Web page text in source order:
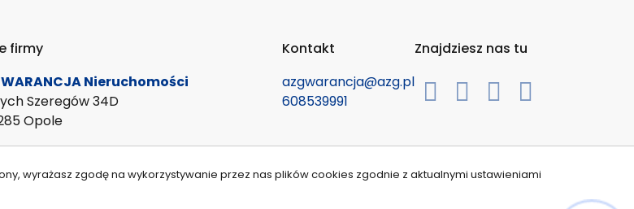
firmy
Nieruchomości
Szeregów 34D
Opole
Kontakt
azgwarancja@azg.pl
608539991
Znajdziesz nas tu
wyrażasz zgodę na wykorzystywanie przez nas plików cookies zgodnie z aktualnymi ustawieniami